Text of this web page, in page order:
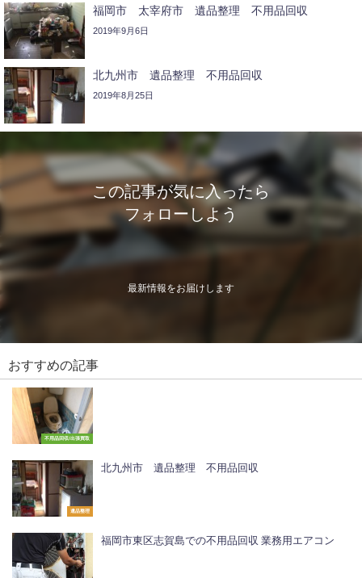
福岡市 太宰府市 遺品整理 不用品回収
2019年9月6日
北九州市 遺品整理 不用品回収
2019年8月25日
この記事が気に入ったら
フォローしよう
最新情報をお届けします
おすすめの記事
不用品回収/出張買取
遺品整理
北九州市 遺品整理 不用品回収
福岡市東区志賀島での不用品回収 業務用エアコン